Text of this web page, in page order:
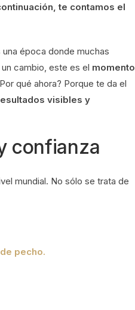
te contamos el
una época donde muchas
cambio, este es el momento
qué ahora? Porque te da el
visibles y
confianza
mundial. No sólo se trata de
pecho.